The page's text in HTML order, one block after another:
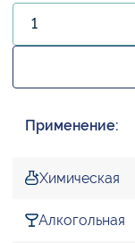
Применение:
Химическая
Алкогольная